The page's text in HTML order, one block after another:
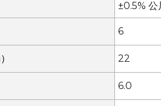
±0.5%
6
22
6.0